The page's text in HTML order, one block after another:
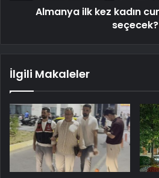
Almanya ilk kez kadın
seçecek?
İlgili Makaleler